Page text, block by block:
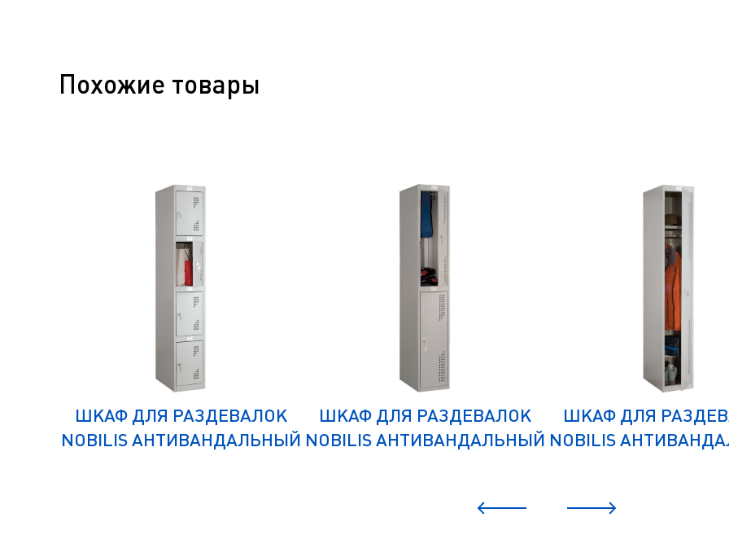
Похожие товары
ШКАФ ДЛЯ РАЗДЕВАЛОК
NOBILIS АНТИВАНДАЛЬНЫЙ
ШКАФ ДЛЯ РАЗДЕВАЛОК
NOBILIS АНТИВАНДАЛЬНЫЙ
ШКАФ ДЛЯ
NOBILIS